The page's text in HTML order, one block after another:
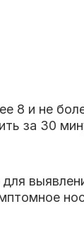
8 и не
за 30